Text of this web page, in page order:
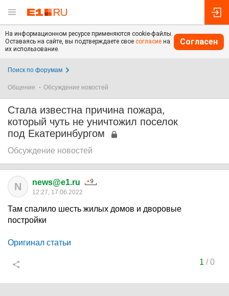
На информационном ресурсе применяются cookie-файлы.
Оставаясь на сайте, вы подтверждаете свое согласие на
их использование.
Согласен
Поиск по форумам
Общение Обсуждение новостей
Стала известна причина пожара,
который чуть не уничтожил поселок
под Екатеринбургом
Обсуждение новостей
N news@e1.ru
12:27, 17.06.2022
Там спалило шесть жилых домов и дворовые
постройки
Оригинал статьи
1 /0